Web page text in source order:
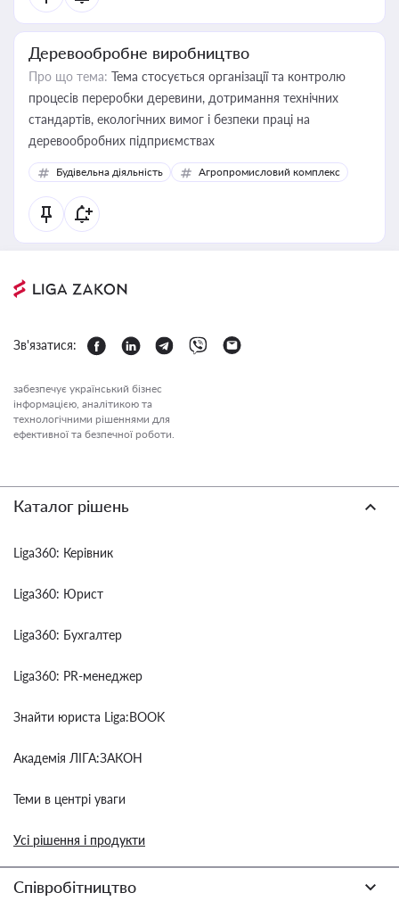
Деревообробне виробництво
Про що тема: Тема стосується організації та контролю
процесів переробки деревини, дотримання технічних
стандартів, екологічних вимог і безпеки праці на
деревообробних підприємствах
Будівельна діяльність Агропромисловий комплекс
Зв'язатися:
забезпечує український бізнес
інформацією, аналітикою та
технологічними рішеннями для
ефективної та безпечної роботи.
Каталог рішень
Liga360: Керівник
Liga360: Юрист
Liga360: Бухгалтер
Liga360: PR-менеджер
Знайти юриста Liga:BOOK
Академія ЛІГА:ЗАКОН
Теми в центрі уваги
Усі рішення і продукти
Співробітництво